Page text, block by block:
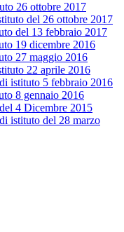
26 ottobre 2017
del 26 ottobre 2017
del 13 febbraio 2017
19 dicembre 2016
27 maggio 2016
22 aprile 2016
istituto 5 febbraio 2016
8 gennaio 2016
4 Dicembre 2015
istituto del 28 marzo